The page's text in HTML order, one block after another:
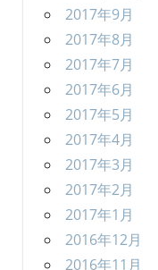
2017年9月
2017年8月
2017年7月
2017年6月
2017年5月
2017年4月
2017年3月
2017年2月
2017年1月
2016年12月
2016年11月